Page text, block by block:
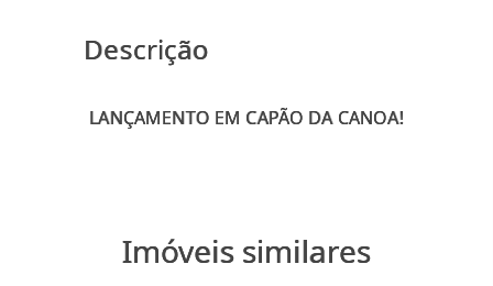
Descrição
LANÇAMENTO EM CAPÃO DA CANOA!
Imóveis similares